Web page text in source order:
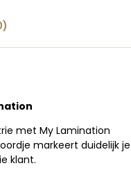
met My Lamination
markeert duidelijk je
klant.